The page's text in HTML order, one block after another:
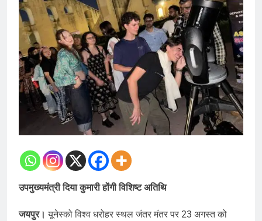
उपमुख्यमंत्री दिया कुमारी होंगी विशिष्ट अतिथि
जयपुर। यूनेस्को विश्व धरोहर स्थल जंतर मंतर पर 23 अगस्त को